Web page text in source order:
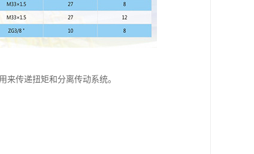
传递扭矩和分离传动系统。